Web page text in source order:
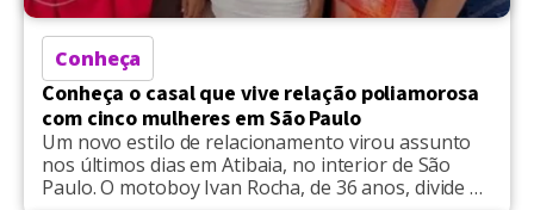
Conheça
Conheça o casal que vive relação poliamorosa
com cinco mulheres em São Paulo
Um novo estilo de relacionamento virou assunto
nos últimos dias em Atibaia, no interior de São
Paulo. O motoboy Ivan Rocha, de 36 anos, divide a